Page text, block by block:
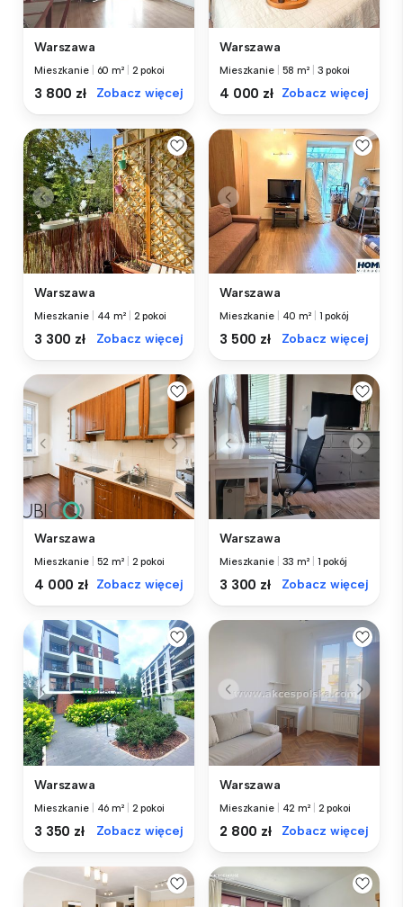
Warszawa
Mieszkanie 60 m² 2 pokoi
3 800 zł Zobacz więcej
Warszawa
Mieszkanie 58 m² 3 pokoi
4 000 zł Zobacz więcej
Warszawa
Mieszkanie 44 m² 2 pokoi
3 300 zł Zobacz więcej
Warszawa
Mieszkanie 40 m² 1 pokój
3 500 zł Zobacz więcej
Warszawa
Mieszkanie 52 m² 2 pokoi
4 000 zł Zobacz więcej
Warszawa
Mieszkanie 33 m² 1 pokój
3 300 zł Zobacz więcej
Warszawa
Mieszkanie 46 m² 2 pokoi
3 350 zł Zobacz więcej
Warszawa
Mieszkanie 42 m² 2 pokoi
2 800 zł Zobacz więcej